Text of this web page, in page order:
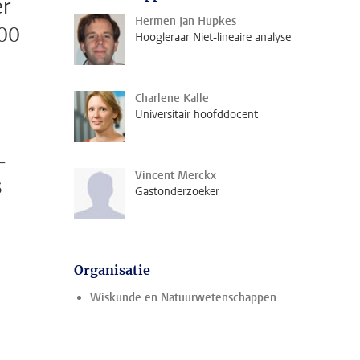
Hermen Jan Hupkes
Hoogleraar Niet-lineaire analyse
Charlene Kalle
Universitair hoofddocent
Vincent Merckx
Gastonderzoeker
Organisatie
Wiskunde en Natuurwetenschappen